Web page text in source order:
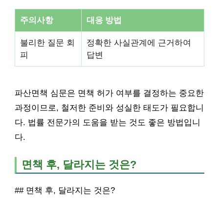
주의사항 대응 방법
불리한 질문 회
피
정확한 사실관계에 근거하여
답변
파산면책 심문은 면책 허가 여부를 결정하는 중요한
과정이므로, 철저한 준비와 성실한 태도가 필요합니
다. 법률 전문가의 도움을 받는 것도 좋은 방법입니
다.
면책 후, 달라지는 것은?
## 면책 후, 달라지는 것은?